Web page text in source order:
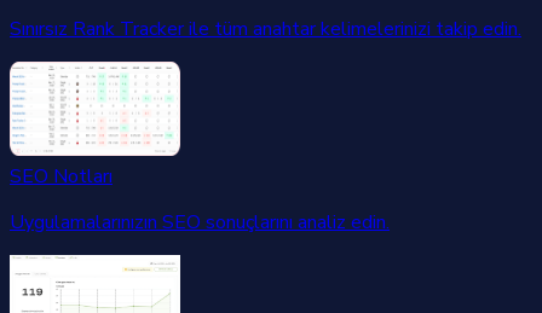
Sınırsız Rank Tracker ile tüm anahtar kelimelerinizi takip edin.
SEO Notları
Uygulamalarınızın SEO sonuçlarını analiz edin.